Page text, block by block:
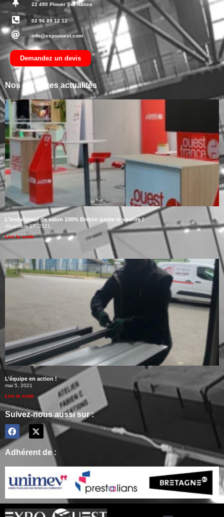
22 490 Plouer Sur Rance
02 96 89 12 12
info@expoouest.com
Demandez un devis
Nos dernières actualités
L’installateur de salon 100% Breton garde le sourire !
décembre 17, 2021
Lire la suite
L’équipe en action !
mai 5, 2021
Lire la suite
Suivez-nous aussi sur :
Adhérent de :